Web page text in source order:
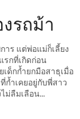
รถม้า
าร แต่พ่อแม่ก็เลี้ยง
รกที่เกิดก่อน
ด็กก้ำยกมือสาธุเมื่อ
ก้ำเคยอยู่กับพี่สาว
ม่ลืมเลือน...